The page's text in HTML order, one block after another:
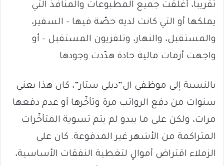
تقريباً، أغلقت جميع المطبوعات والمنافذ التي
يملكها أو التي كانت لديه حصّة فيها – السفير،
والمستقبل، والنهار، وتلفزيون المستقبل – أو
واجهت أزمات مالية حادة هدّدت وجودها.
بالنسبة إلى موظفي ال”ديلي ستار”، كان هذا يعني
سنوات من دفع الرواتب مرة وتأخّرها أو عدم دفعها
مرات، ولكن على ما يبدو لم يتم تسوية المتأخّرات
المتراكمة من الأشهر غير المدفوعة. كان على
الزملاء اقتراض أموالٍ لتغطية النفقات الأساسية،